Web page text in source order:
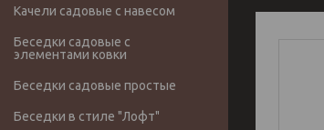
Качели садовые с навесом
Беседки садовые с
элементами ковки
Беседки садовые простые
Беседки в стиле "Лофт"